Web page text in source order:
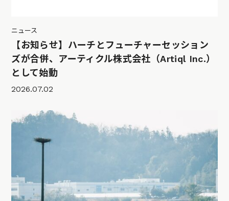
ニュース
【お知らせ】ハーチとフューチャーセッション
ズが合併、アーティクル株式会社（Artiql Inc.）
として始動
2026.07.02